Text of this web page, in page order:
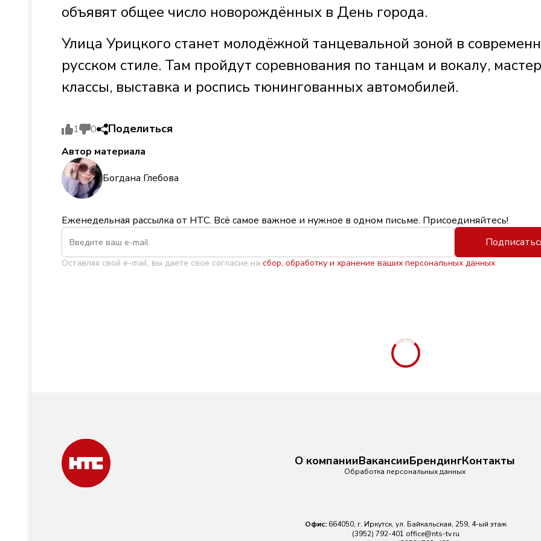
объявят общее число новорождённых в День города.
Улица Урицкого станет молодёжной танцевальной зоной в
русском стиле. Там пройдут соревнования по танцам и вокалу,
классы, выставка и роспись тюнингованных автомобилей.
1 0 Поделиться
Автор материала
Богдана Глебова
Еженедельная рассылка от НТС. Всё самое важное и нужное в одном письме. Присоединяйтесь!
Оставляя свой e-mail, вы даете свое согласие на сбор, обработку и хранение ваших персональных данных
О компанииВакансииБрендингКонтакты
Обработка персональных данных
Офис: 664050, г. Иркутск, ул. Байкальская, 259, 4-ый этаж
(3952) 792-401 office@nts-tv.ru